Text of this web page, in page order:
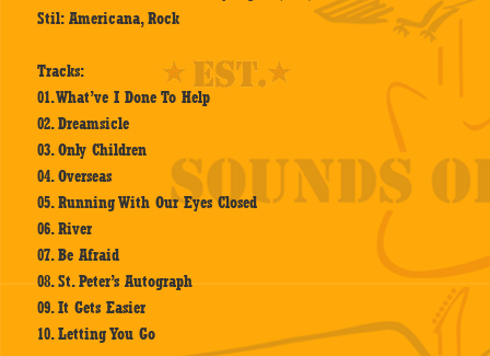
Stil: Americana, Rock
Tracks:
01. What’ve I Done To Help
02. Dreamsicle
03. Only Children
04. Overseas
05. Running With Our Eyes Closed
06. River
07. Be Afraid
08. St. Peter’s Autograph
09. It Gets Easier
10. Letting You Go